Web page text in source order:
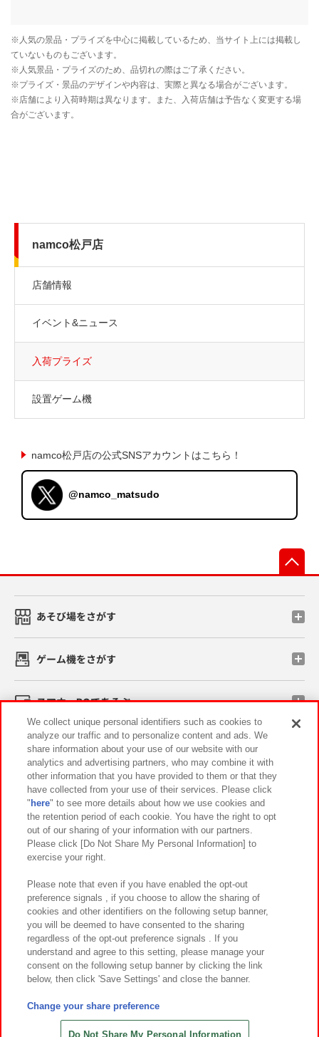
namco松戸店
店舗情報
イベント&ニュース
入荷プライズ
設置ゲーム機
namco松戸店の公式SNSアカウントはこちら！
@namco_matsudo
あそび場をさがす
ゲーム機をさがす
スマホ・PCであそぶ
イベント・キャンペーン
関連会社 サステナビリティ サイトポリシー
プライバシーポリシー ウェブアクセシビリティ方針と検証結果
お取引先さまとともに
カスタマーハラスメント対応方針 よくあるご質問・お問い合わせ
©Bandai Namco Amusement Inc.
©Bandai Namco Amusement Lab Inc.
©HANAYASHIKI Co., Ltd. All Rights Reserved.
We collect unique personal identifiers such as cookies to
analyze our traffic and to personalize content and ads. We
share information about your use of our website with our
analytics and advertising partners, who may combine it with
other information that you have provided to them or that they
have collected from your use of their services. Please click
" here" to see more details about how we use cookies and
the retention period of each cookie. You have the right to opt
out of our sharing of your information with our partners.
Please click [Do Not Share My Personal Information] to
exercise your right.
Please note that even if you have enabled the opt-out
preference signals , if you choose to allow the sharing of
cookies and other identifiers on the following setup banner,
you will be deemed to have consented to the sharing
regardless of the opt-out preference signals . If you
understand and agree to this setting, please manage your
consent on the following setup banner by clicking the link
below, then click 'Save Settings' and close the banner.
Change your share preference
Do Not Share My Personal Information